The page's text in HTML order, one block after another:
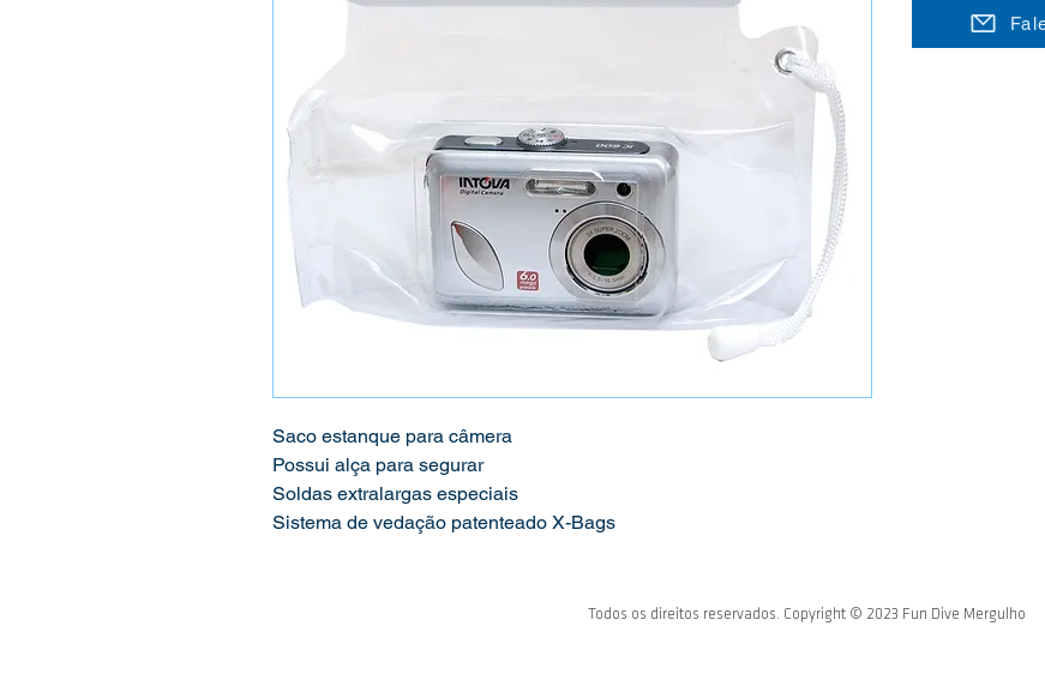
Saco estanque para câmera
Possui alça para segurar
Soldas extralargas especiais
Sistema de vedação patenteado X-Bags
Todos os direitos reservados. Copyright © 2023 Fun Dive Mergulho